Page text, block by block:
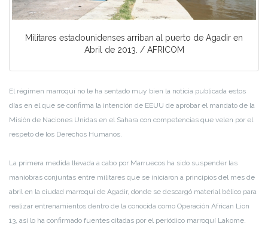
Militares estadounidenses arriban al puerto de Agadir en
Abril de 2013. / AFRICOM
El régimen marroquí no le ha sentado muy bien la noticia publicada estos
días en el que se confirma la intención de EEUU de aprobar el mandato de la
Misión de Naciones Unidas en el Sahara con competencias que velen por el
respeto de los Derechos Humanos.
La primera medida llevada a cabo por Marruecos ha sido suspender las
maniobras conjuntas entre militares que se iniciaron a principios del mes de
abril en la ciudad marroquí de Agadir, donde se descargó material bélico para
realizar entrenamientos dentro de la conocida como Operación African Lion
13, así lo ha confirmado fuentes citadas por el periódico marroquí Lakome.